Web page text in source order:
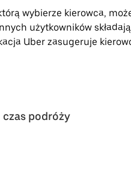
wybierze kierowca,
użytkowników
Uber zasugeruje
czas podróży